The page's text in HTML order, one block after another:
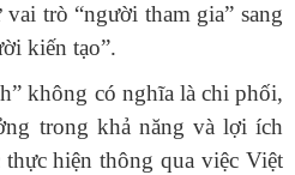
trò “người tham gia” sang
kiến tạo”.
không có nghĩa là chi phối,
trong khả năng và lợi ích
hiện thông qua việc Việt